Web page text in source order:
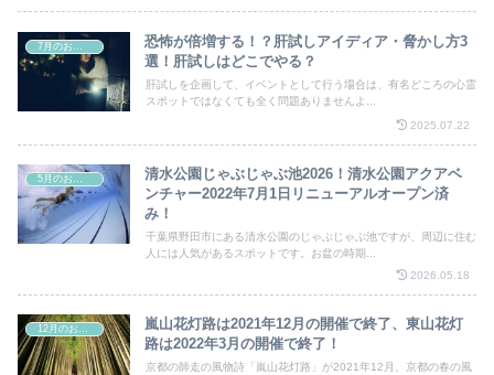
7月のお祭り
恐怖が倍増する！？肝試しアイディア・脅かし方3
選！肝試しはどこでやる？
肝試しを企画して、イベントとして行う場合は、有名どころの心霊
スポットではなくても全く問題ありませんよ...
2025.07.22
5月のお祭り
清水公園じゃぶじゃぶ池2026！清水公園アクアベ
ンチャー2022年7月1日リニューアルオープン済
み！
千葉県野田市にある清水公園のじゃぶじゃぶ池ですが、周辺に住む
人には人気があるスポットです。お盆の時期...
2026.05.18
12月のお祭り
嵐山花灯路は2021年12月の開催で終了、東山花灯
路は2022年3月の開催で終了！
京都の師走の風物詩「嵐山花灯路」が2021年12月、京都の春の風